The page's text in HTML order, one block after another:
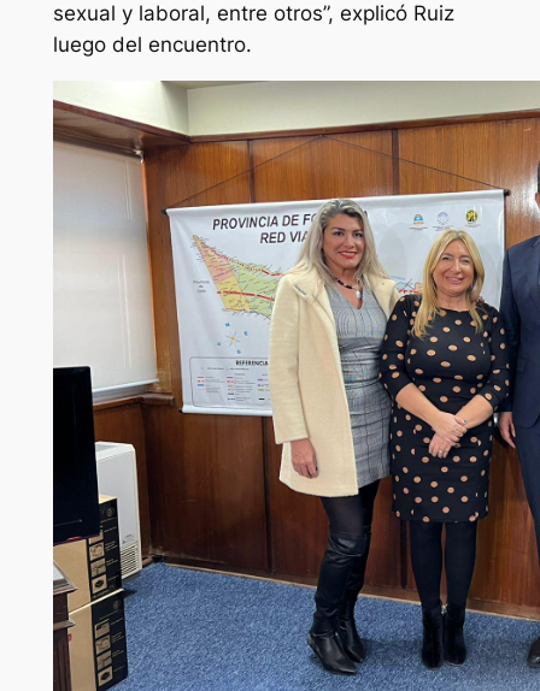
sexual y laboral, entre otros”, explicó Ruiz
luego del encuentro.